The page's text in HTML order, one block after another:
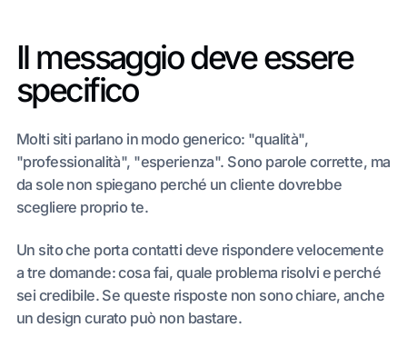
Il messaggio deve essere
specifico
Molti siti parlano in modo generico: "qualità",
"professionalità", "esperienza". Sono parole corrette, ma
da sole non spiegano perché un cliente dovrebbe
scegliere proprio te.
Un sito che porta contatti deve rispondere velocemente
a tre domande: cosa fai, quale problema risolvi e perché
sei credibile. Se queste risposte non sono chiare, anche
un design curato può non bastare.